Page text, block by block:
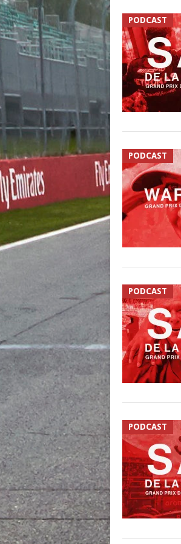
PODCAST
PODCAST
PODCAST
PODCAST